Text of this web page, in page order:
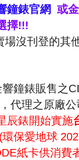
鐘錶官網 或
擇!!!
沒刊登的其
鐘錶販售之
，代理之原廠
辰錶開始實施
(環保愛地球
紙卡供消費